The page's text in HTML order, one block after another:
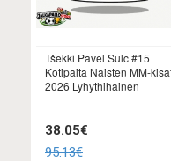
Tšekki Pavel Sulc #15
Kotipaita Naisten MM-
2026 Lyhythihainen
38.05€
95.13€